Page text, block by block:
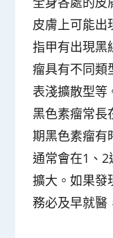
皮膚上可能出
指甲有出現黑
瘤具有不同類
表淺擴散型等
黑色素瘤常長
期黑色素瘤有
通常會在1、
擴大。如果發
務必及早就醫